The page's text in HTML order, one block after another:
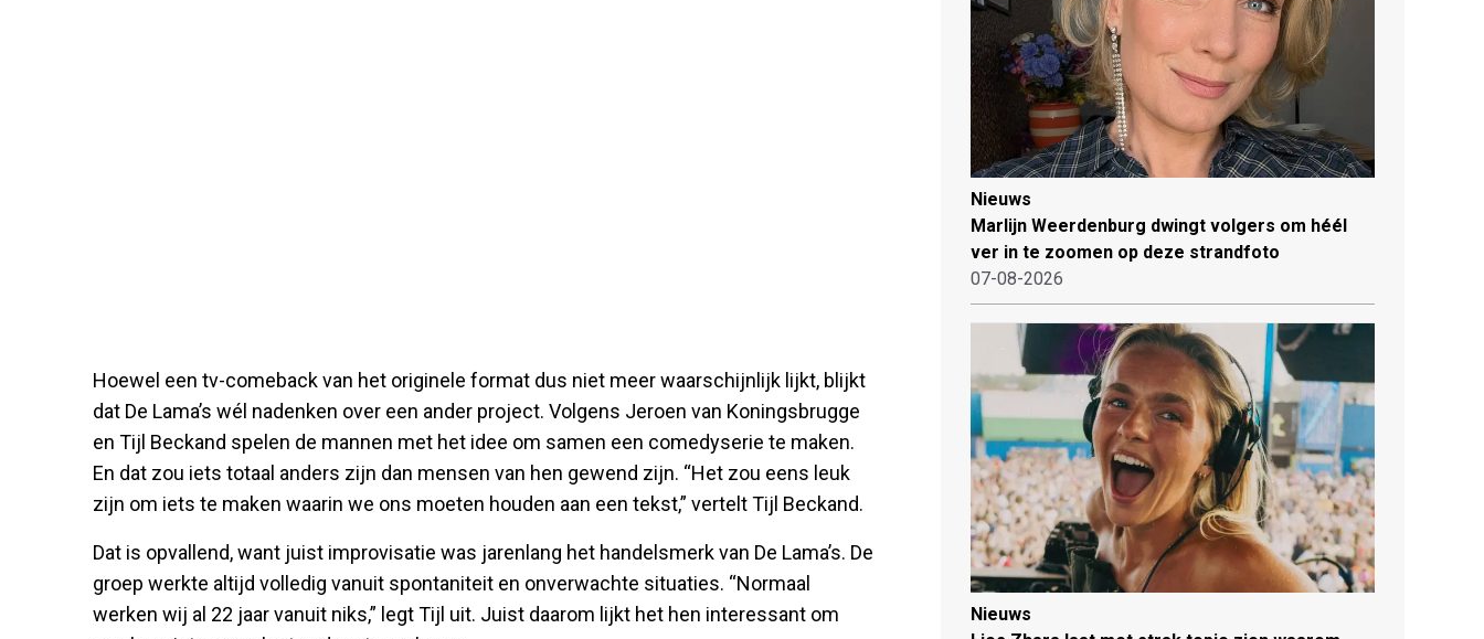
Hoewel een tv-comeback van het originele format dus niet meer waarschijnlijk lijkt, blijkt
dat De Lama’s wél nadenken over een ander project. Volgens Jeroen van Koningsbrugge
en Tijl Beckand spelen de mannen met het idee om samen een comedyserie te maken.
En dat zou iets totaal anders zijn dan mensen van hen gewend zijn. “Het zou eens leuk
zijn om iets te maken waarin we ons moeten houden aan een tekst,” vertelt Tijl Beckand.
Dat is opvallend, want juist improvisatie was jarenlang het handelsmerk van De Lama’s. De
groep werkte altijd volledig vanuit spontaniteit en onverwachte situaties. “Normaal
werken wij al 22 jaar vanuit niks,” legt Tijl uit. Juist daarom lijkt het hen interessant om
Nieuws
Marlijn Weerdenburg dwingt volgers om héél
ver in te zoomen op deze strandfoto
07-08-2026
Nieuws